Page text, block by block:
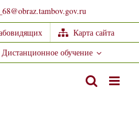
Карта сайта
Дистанционное обучение